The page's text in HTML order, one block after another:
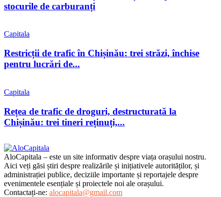
stocurile de carburanți
Capitala
Restricții de trafic în Chișinău: trei străzi, închise
pentru lucrări de...
Capitala
Rețea de trafic de droguri, destructurată la
Chișinău: trei tineri reținuți,...
AloCapitala – este un site informativ despre viața orașului nostru.
Aici veți găsi știri despre realizările și inițiativele autorităților, și
administrației publice, deciziile importante și reportajele despre
evenimentele esențiale și proiectele noi ale orașului.
Contactați-ne: alocapitala@gmail.com